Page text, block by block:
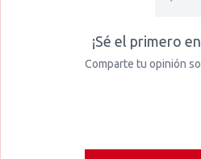
¡Sé el primero
Comparte tu opinión